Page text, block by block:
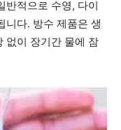
반적으로 수영, 다이
니다. 방수 제품은 생
없이 장기간 물에 잠